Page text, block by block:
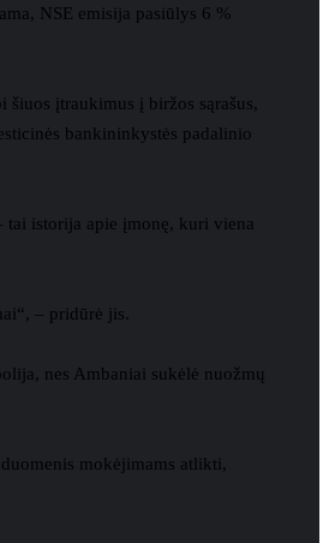
NSE emisija pasiūlys 6 %
šiuos įtraukimus į biržos sąrašus,
bankininkystės padalinio
tai istorija apie įmonę, kuri viena
– pridūrė jis.
nes Ambaniai sukėlė nuožmų
mokėjimams atlikti,